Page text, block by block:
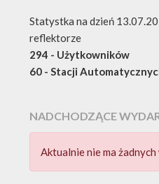
Statystka na dzień
reflektorze
294 - Użytkowników
60 - Stacji
NADCHODZĄCE
Aktualnie nie ma